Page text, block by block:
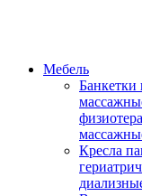
Мебель
Банкетки
Кресла